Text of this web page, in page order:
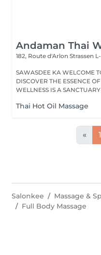
Andaman Thai
182, Route d'Arlon Strassen
SAWASDEE KA WELCOME
DISCOVER THE ESSENCE
WELLNESS IS A
Thai Hot Oil Massage
« 1
Salonkee Massage &
Full Body Massage